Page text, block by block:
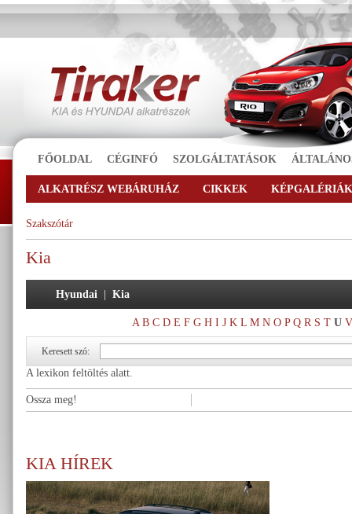
FŐOLDAL CÉGINFÓ SZOLGÁLTATÁSOK
ALKATRÉSZ WEBÁRUHÁZ CIKKEK KÉPGALÉRIÁK
Szakszótár
Kia
Hyundai Kia
A B C D E F G H I J K L M N O P Q R S T U V
Keresett szó:
A lexikon feltöltés alatt.
Ossza meg!
KIA HÍREK